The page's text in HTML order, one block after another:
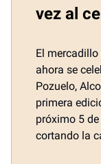
vez al
El mercadillo
ahora se
Pozuelo,
primera
próximo 5
cortando la